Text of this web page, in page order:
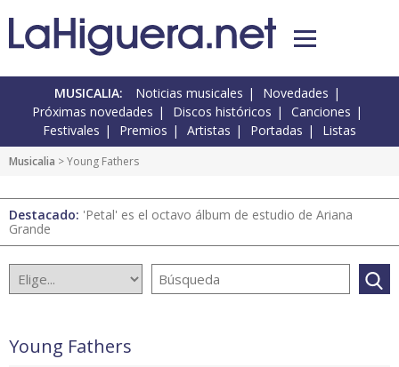
MUSICALIA: Noticias musicales
Novedades
Próximas novedades
Discos históricos
Canciones
Festivales
Premios Artistas Portadas Listas
Musicalia > Young Fathers
Destacado: 'Petal' es el octavo álbum de estudio de Ariana
Grande
Young Fathers